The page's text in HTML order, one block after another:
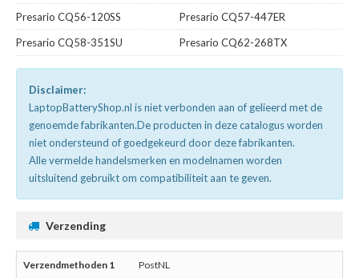
Presario CQ56-120SS
Presario CQ57-447ER
Presario CQ58-351SU
Presario CQ62-268TX
Disclaimer:
LaptopBatteryShop.nl is niet verbonden aan of gelieerd met de
genoemde fabrikanten.De producten in deze catalogus worden
niet ondersteund of goedgekeurd door deze fabrikanten.
Alle vermelde handelsmerken en modelnamen worden
uitsluitend gebruikt om compatibiliteit aan te geven.
Verzending
PostNL